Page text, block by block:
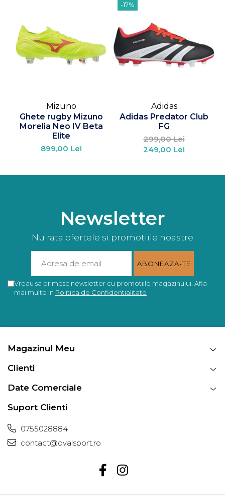
Mizuno
Ghete rugby Mizuno
Morelia Neo IV Beta
Elite
899,00 Lei
-17%
Adidas
Adidas Predator Club
FG
299,00 Lei
249,00 Lei
Newsletter
Nu rata ofertele si promotiile noastre
Vreau sa primesc newsletter cu promotiile magazinului. Afla
mai multe in Politica de Confidentialitate
Magazinul Meu
Clienti
Date Comerciale
Suport Clienti
0755028884
contact@ovalsport.ro